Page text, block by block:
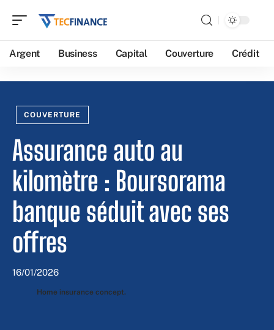
Argent Business Capital Couverture Crédit
COUVERTURE
Assurance auto au
kilomètre : Boursorama
banque séduit avec ses
offres
16/01/2026
Home insurance concept.